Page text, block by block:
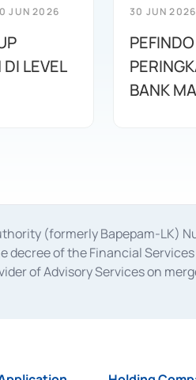
JUN 2026
LEVEL
30 JUN 2026
BANK
(formerly Bapepam-LK)
decree of the Financial
of Advisory Services on
28, 2014, a business